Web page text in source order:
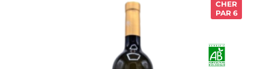
CHER
PAR 6